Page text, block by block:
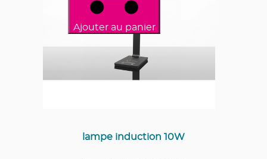
Ajouter au panier
lampe induction 10W